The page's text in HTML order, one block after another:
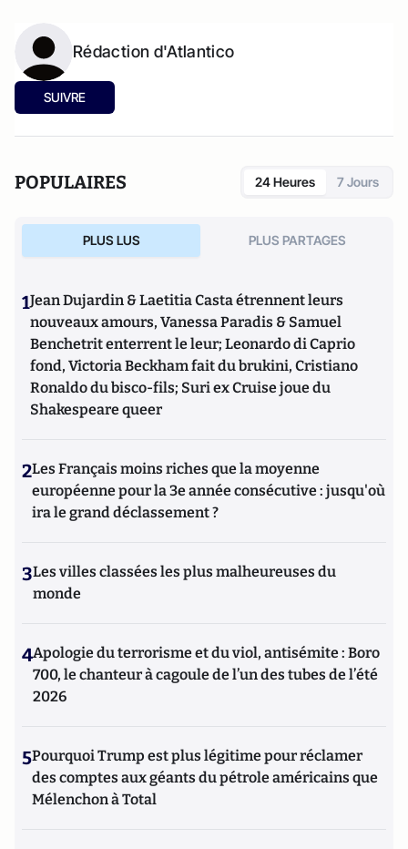
Rédaction d'Atlantico
SUIVRE
POPULAIRES 24 Heures 7 Jours
PLUS LUS PLUS PARTAGES
1Jean Dujardin & Laetitia Casta étrennent leurs
nouveaux amours, Vanessa Paradis & Samuel
Benchetrit enterrent le leur; Leonardo di Caprio
fond, Victoria Beckham fait du brukini, Cristiano
Ronaldo du bisco-fils; Suri ex Cruise joue du
Shakespeare queer
2Les Français moins riches que la moyenne
européenne pour la 3e année consécutive : jusqu'où
ira le grand déclassement ?
3Les villes classées les plus malheureuses du
monde
4Apologie du terrorisme et du viol, antisémite : Boro
700, le chanteur à cagoule de l’un des tubes de l’été
2026
5Pourquoi Trump est plus légitime pour réclamer
des comptes aux géants du pétrole américains que
Mélenchon à Total